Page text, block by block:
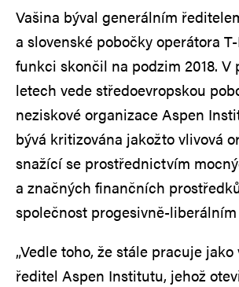
Vašina býval generálním
a slovenské pobočky operátora
funkci skončil na podzim 2018. V
letech vede středoevropskou
neziskové organizace Aspen
bývá kritizována jakožto vlivová
snažící se prostřednictvím
a značných finančních
společnost progesivně-liberálním
„Vedle toho, že stále pracuje
ředitel Aspen Institutu, jehož